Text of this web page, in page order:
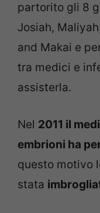
partorito gli 8
Josiah,
and Makai e
tra medici e
assisterla.
Nel 2011 il
embrioni ha
questo motivo
stata